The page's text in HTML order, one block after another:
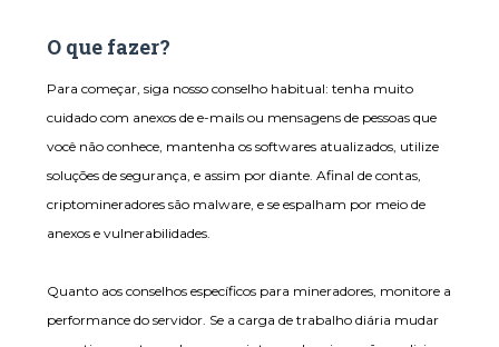
O que fazer?
Para começar, siga nosso conselho habitual: tenha muito
cuidado com anexos de e-mails ou mensagens de pessoas que
você não conhece, mantenha os softwares atualizados, utilize
soluções de segurança, e assim por diante. Afinal de contas,
criptomineradores são malware, e se espalham por meio de
anexos e vulnerabilidades.
Quanto aos conselhos específicos para mineradores, monitore a
performance do servidor. Se a carga de trabalho diária mudar